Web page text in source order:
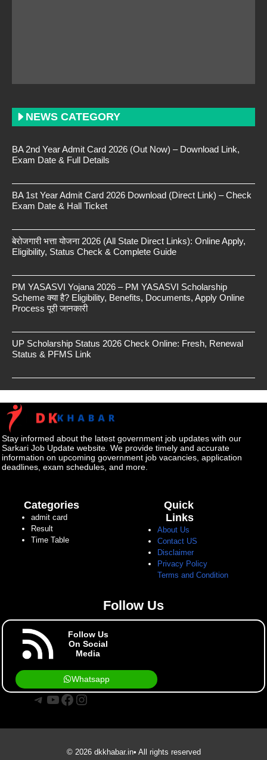
NEWS CATEGORY
BA 2nd Year Admit Card 2026 (Out Now) – Download Link,
Exam Date & Full Details
BA 1st Year Admit Card 2026 Download (Direct Link) – Check
Exam Date & Hall Ticket
बेरोजगारी भत्ता योजना 2026 (All State Direct Links): Online Apply,
Eligibility, Status Check & Complete Guide
PM YASASVI Yojana 2026 – PM YASASVI Scholarship
Scheme क्या है? Eligibility, Benefits, Documents, Apply Online
Process पूरी जानकारी
UP Scholarship Status 2026 Check Online: Fresh, Renewal
Status & PFMS Link
Stay informed about the latest government job updates with our
Sarkari Job Update website. We provide timely and accurate
information on upcoming government job vacancies, application
deadlines, exam schedules, and more.
Categories
admit card
Result
Time Table
Quick
Links
About Us
Contact US
Disclaimer
Privacy Policy
Terms and Condition
Follow Us
Follow Us
On Social
Media
Whatsapp
Telegram
YouTube
Facebook
Instagram
© 2026 dkkhabar.in• All rights reserved